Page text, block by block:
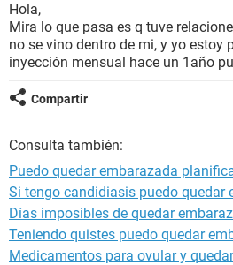
BIENESTAR
SEXUALIDAD
GLOSARIO
Hola,
Mira lo que pasa es q tuve
no se vino dentro de mi, y yo estoy
inyección mensual hace un 1año
Compartir
Consulta también:
Puedo quedar embarazada
Si tengo candidiasis puedo quedar
Días imposibles de quedar
Teniendo quistes puedo quedar
Medicamentos para ovular y